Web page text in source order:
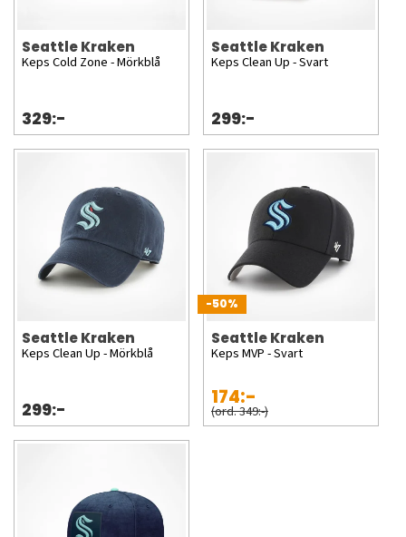
Seattle Kraken
Keps Cold Zone - Mörkblå
329:-
Seattle Kraken
Keps Clean Up - Svart
299:-
Seattle Kraken
Keps Clean Up - Mörkblå
299:-
-50%
Seattle Kraken
Keps MVP - Svart
174:-
(ord. 349:-)